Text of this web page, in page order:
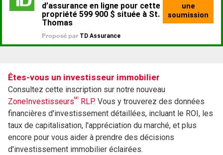
Êtes-vous un investisseur immobilier
Consultez cette inscription sur notre nouveau
ZoneInvestisseursMC RLP. Vous y trouverez des données
financières d'investissement détaillées, incluant le ROI, les
taux de capitalisation, l'appréciation du marché, et plus
encore pour vous aider à prendre des décisions
d'investissement immobilier éclairées.